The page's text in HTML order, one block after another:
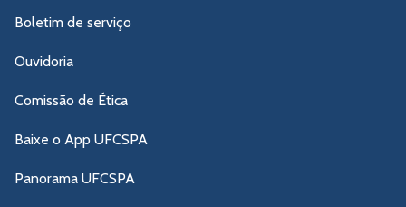
Boletim de serviço
Ouvidoria
Comissão de Ética
Baixe o App UFCSPA
Panorama UFCSPA